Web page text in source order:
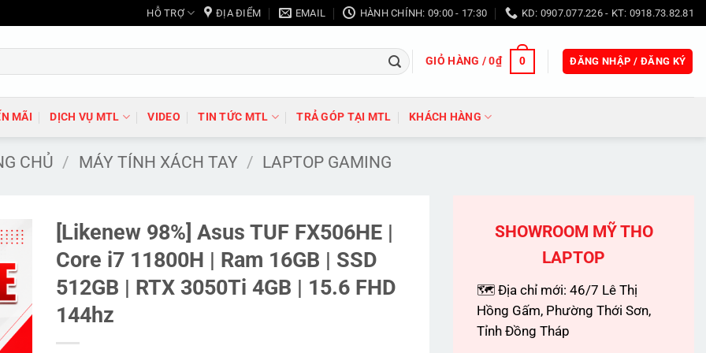
HỖ TRỢ ĐỊA ĐIỂM EMAIL HÀNH CHÍNH: 09:00 - 17:30 KD: 0907.077.226 - KT: 0918.73.82.81
GIỎ HÀNG /0₫ 0 ĐĂNG NHẬP / ĐĂNG KÝ
MÃI DỊCH VỤ MTL VIDEO TIN TỨC MTL TRẢ GÓP TẠI MTL KHÁCH HÀNG
CHỦ / MÁY TÍNH XÁCH TAY / LAPTOP GAMING
[Likenew 98%] Asus TUF FX506HE |
Core i7 11800H | Ram 16GB | SSD
512GB | RTX 3050Ti 4GB | 15.6 FHD
144hz
SHOWROOM MỸ THO
LAPTOP
🗺 Địa chỉ mới: 46/7 Lê Thị
Hồng Gấm, Phường Thới Sơn,
Tỉnh Đồng Tháp